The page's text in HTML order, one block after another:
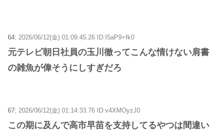
64: 2026/06/12(金) 01:09:45.26 ID:I5aP9+fk0
元テレビ朝日社員の玉川徹ってこんな情けない肩書
の雑魚が偉そうにしすぎだろ
67: 2026/06/12(金) 01:14:33.76 ID:v4XMOyzJ0
この期に及んで高市早苗を支持してるやつは間違い